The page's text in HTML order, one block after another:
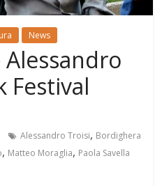
News
Festival
Alessandro Troisi, Bordighera
, Matteo Moraglia, Paola Savella